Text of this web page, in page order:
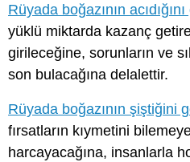
Rüyada boğazının
yüklü miktarda kazanç
girileceğine, sorunların ve
son bulacağına delalettir.
Rüyada boğazının şiştiğini
fırsatların kıymetini
harcayacağına, insanlarla